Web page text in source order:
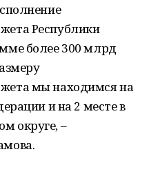
Республики
более 300 млрд
мы находимся на
и на 2 месте в
округе, –